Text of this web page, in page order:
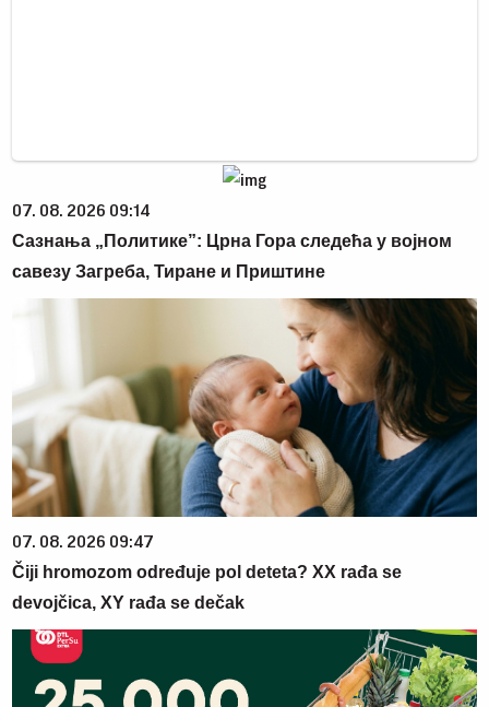
07. 08. 2026 09:14
Сазнања „Политике”: Црна Гора следећа у војном
савезу Загреба, Тиране и Приштине
07. 08. 2026 09:47
Čiji hromozom određuje pol deteta? XX rađa se
devojčica, XY rađa se dečak